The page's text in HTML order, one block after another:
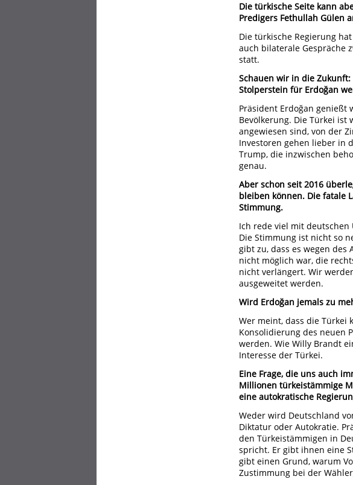
Die türkische Seite kann
Predigers Fethullah Gülen
Die türkische Regierung
auch bilaterale Gespräche
statt.
Schauen wir in die
Stolperstein für Erdoğan
Präsident Erdoğan
Bevölkerung. Die Türkei ist
angewiesen sind, von der
Investoren gehen lieber in
Trump, die inzwischen
genau.
Aber schon seit 2016
bleiben können. Die fatale
Stimmung.
Ich rede viel mit
Die Stimmung ist nicht so
gibt zu, dass es wegen des
nicht möglich war, die
nicht verlängert. Wir
ausgeweitet werden.
Wird Erdoğan jemals zu
Wer meint, dass die Türkei
Konsolidierung des neuen
werden. Wie Willy Brandt
Interesse der Türkei.
Eine Frage, die uns auch
Millionen türkeistämmige
eine autokratische
Weder wird Deutschland
Diktatur oder Autokratie.
den Türkeistämmigen in
spricht. Er gibt ihnen eine
gibt einen Grund, warum
Zustimmung bei der